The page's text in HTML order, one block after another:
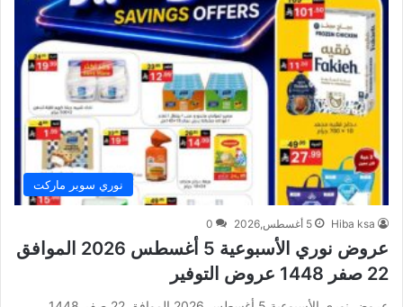
نوري سوبر ماركت
Hiba ksa 5 أغسطس,2026 0
عروض نوري الأسبوعية 5 أغسطس 2026 الموافق
22 صفر 1448 عروض التوفير